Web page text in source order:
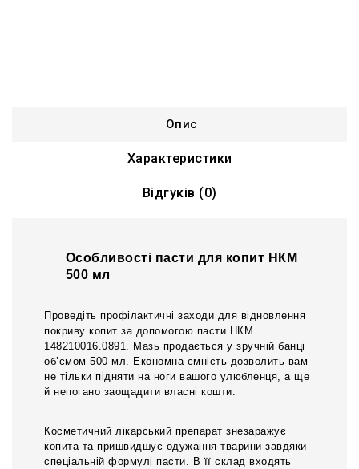
Опис
Характеристики
Відгуків (0)
Особливості пасти для копит НКМ
500 мл
Проведіть профілактичні заходи для відновлення
покриву копит за допомогою пасти НКМ
148210016.0891. Мазь продається у зручній банці
об’ємом 500 мл. Економна ємність дозволить вам
не тільки підняти на ноги вашого улюбленця, а ще
й непогано заощадити власні кошти.
Косметичний лікарський препарат знезаражує
копита та пришвидшує одужання тварини завдяки
спеціальній формулі пасти. В її склад входять